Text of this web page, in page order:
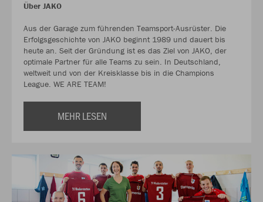
Über JAKO
Aus der Garage zum führenden Teamsport-Ausrüster. Die
Erfolgsgeschichte von JAKO beginnt 1989 und dauert bis
heute an. Seit der Gründung ist es das Ziel von JAKO, der
optimale Partner für alle Teams zu sein. In Deutschland,
weltweit und von der Kreisklasse bis in die Champions
League. WE ARE TEAM!
MEHR LESEN